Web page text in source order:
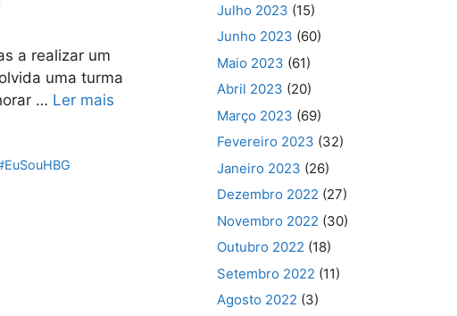
a realizar um
uma turma
… Ler mais
Julho 2023 (15)
Junho 2023 (60)
Maio 2023 (61)
Abril 2023 (20)
Março 2023 (69)
Fevereiro 2023 (32)
Janeiro 2023 (26)
Dezembro 2022 (27)
Novembro 2022 (30)
Outubro 2022 (18)
Setembro 2022 (11)
Agosto 2022 (3)